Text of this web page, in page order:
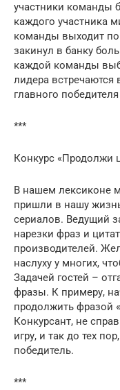
участники команды
каждого участника
команды выходит
закинул в банку
каждой команды
лидера
главного
***
Конкурс «Продолжи
В нашем лексиконе
пришли в нашу
сериалов. Ведущий
нарезки фраз и
производителей.
наслуху у многих,
Задачей гостей –
фразы. К примеру,
продолжить фразой
Конкурсант, не
игру, и так до тех
победитель.
***